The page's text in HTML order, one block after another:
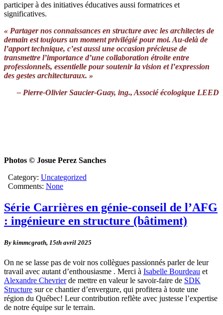
participer à des initiatives éducatives aussi formatrices et
significatives.
« Partager nos connaissances en structure avec les architectes de
demain est toujours un moment privilégié pour moi. Au-delà de
l’apport technique, c’est aussi une occasion précieuse de
transmettre l’importance d’une collaboration étroite entre
professionnels, essentielle pour soutenir la vision et l’expression
des gestes architecturaux. »
– Pierre-Olivier Saucier-Guay, ing., Associé écologique LEED
Photos © Josue Perez Sanches
Category: Uncategorized
Comments: None
Série Carrières en génie-conseil de l’AFG
: ingénieure en structure (bâtiment)
By kimmcgrath, 15th avril 2025
On ne se lasse pas de voir nos collègues passionnés parler de leur
travail avec autant d’enthousiasme . Merci à Isabelle Bourdeau et
Alexandre Chevrierde mettre en valeur le savoir-faire de SDK
Structure sur ce chantier d’envergure, qui profitera à toute une
région du Québec! Leur contribution reflète avec justesse l’expertise
de notre équipe sur le terrain.